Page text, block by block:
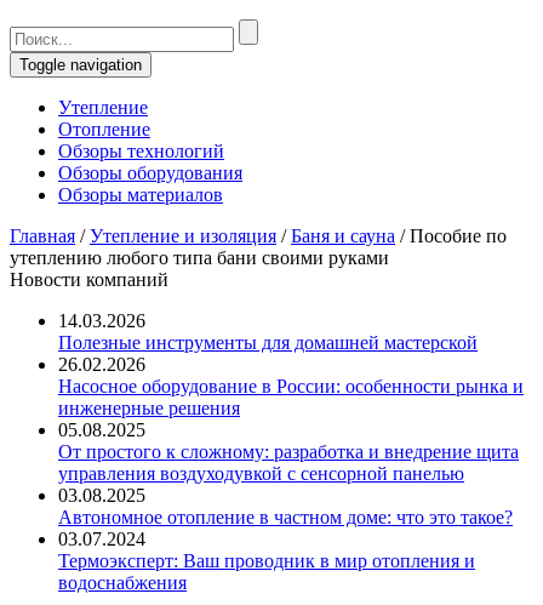
Toggle navigation
Утепление
Отопление
Обзоры технологий
Обзоры оборудования
Обзоры материалов
Главная /Утепление и изоляция /Баня и сауна /Пособие по
утеплению любого типа бани своими руками
Новости компаний
14.03.2026
Полезные инструменты для домашней мастерской
26.02.2026
Насосное оборудование в России: особенности рынка и
инженерные решения
05.08.2025
От простого к сложному: разработка и внедрение щита
управления воздуходувкой с сенсорной панелью
03.08.2025
Автономное отопление в частном доме: что это такое?
03.07.2024
Термоэксперт: Ваш проводник в мир отопления и
водоснабжения